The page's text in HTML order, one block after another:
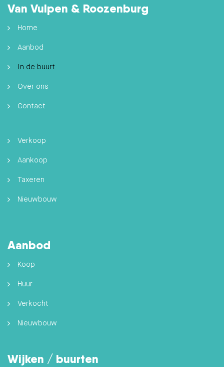
Van Vulpen & Roozenburg
Home
Aanbod
In de buurt
Over ons
Contact
Verkoop
Aankoop
Taxeren
Nieuwbouw
Aanbod
Koop
Huur
Verkocht
Nieuwbouw
Wijken / buurten